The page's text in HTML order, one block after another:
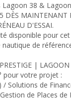
Lagoon 38 &
DÈS MAINTENANT
D'ESSAI.
disponible pour
nautique de
| LAGOON
pour votre projet :
Solutions de
de Places de